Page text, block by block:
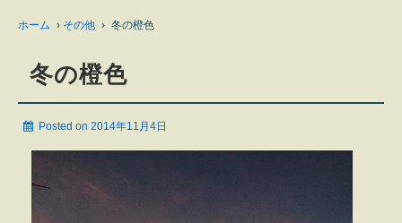
ホーム › その他 › 冬の橙色
冬の橙色
Posted on 2014年11月4日